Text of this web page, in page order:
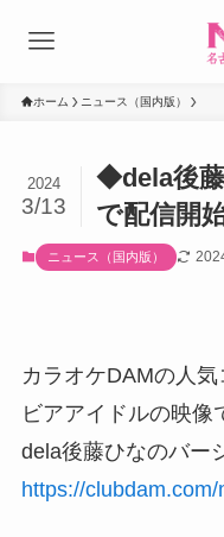
ホーム ニュース（国内版）
◆dela後藤
で配信開
2024
3/13
ニュース（国内版）
カラオケDAMの人
ビアアイドルの映像
dela後藤ひなのバー
https://